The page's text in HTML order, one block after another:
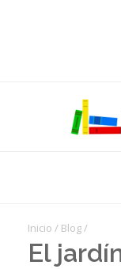
Inicio / Blog /
El